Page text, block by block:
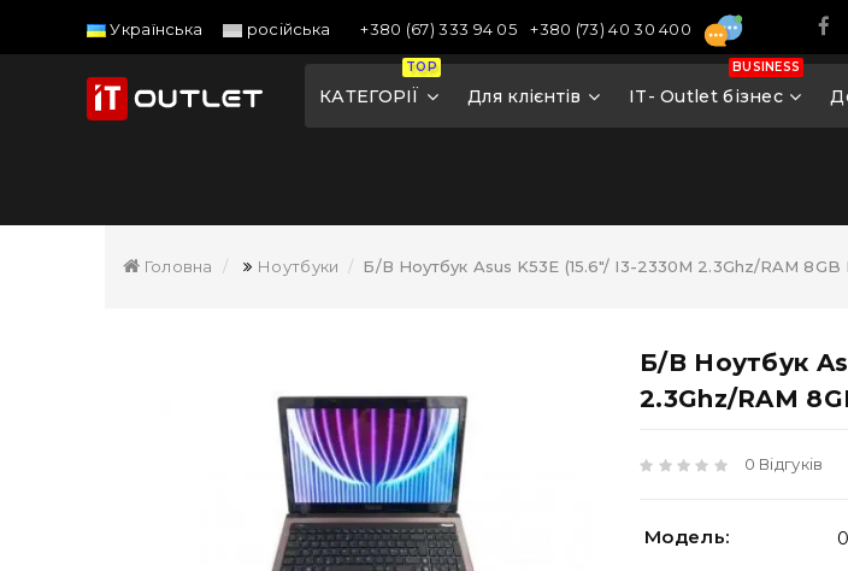
Українська російська +380 (67) 333 94 05 +380 (73) 40 30 400
TOP
КАТЕГОРІЇ Для клієнтів
BUSINESS
IT- Outlet бізнес
Головна Ноутбуки Б/В Ноутбук Asus K53E (15.6"/ I3-2330M 2.3Ghz/RAM
Б/В Ноутбук
2.3Ghz/RAM
0 Відгуків
Модель: